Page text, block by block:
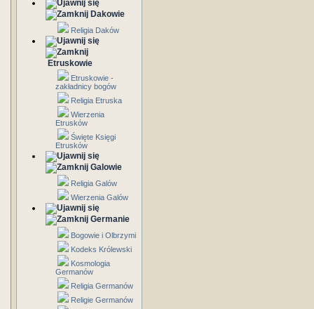
Dakowie
Religia Daków
Etruskowie
Etruskowie -
zakładnicy bogów
Religia Etruska
Wierzenia
Etrusków
Święte Księgi
Etrusków
Galowie
Religia Galów
Wierzenia Galów
Germanie
Bogowie i Olbrzymi
Kodeks Królewski
Kosmologia
Germanów
Religia Germanów
Religie Germanów